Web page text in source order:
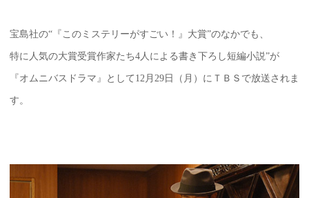
宝島社の“『このミステリーがすごい！』大賞”のなかでも、
特に人気の大賞受賞作家たち4人による書き下ろし短編小説”が
『オムニバスドラマ』として12月29日（月）にＴＢＳで放送されま
す。